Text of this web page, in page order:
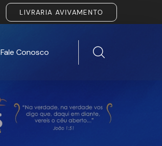
LIVRARIA AVIVAMENTO
Fale Conosco